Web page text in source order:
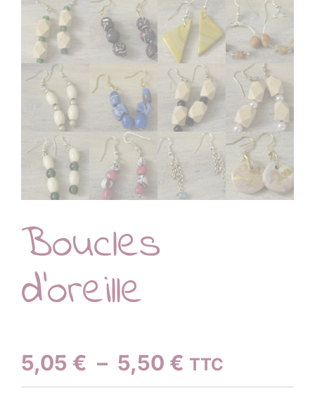
Boucles
d’oreille
5,05 € – 5,50 € Plage
TTC